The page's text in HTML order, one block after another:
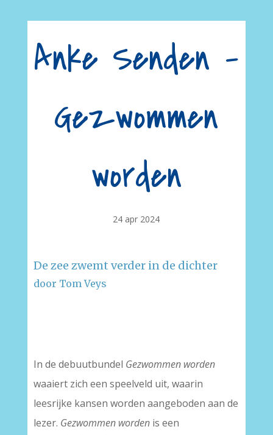
Anke Senden –
Gezwommen
worden
24 apr 2024
De zee zwemt verder in de dichter
door Tom Veys
In de debuutbundel Gezwommen worden
waaiert zich een speelveld uit, waarin
leesrijke kansen worden aangeboden aan de
lezer. Gezwommen wordenis een